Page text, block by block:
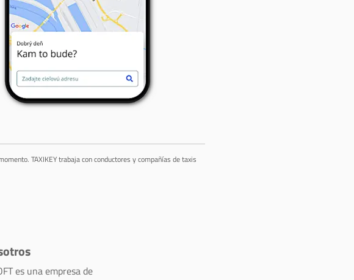
TAXIKEY trabaja con conductores y compañías de taxis
es una empresa de